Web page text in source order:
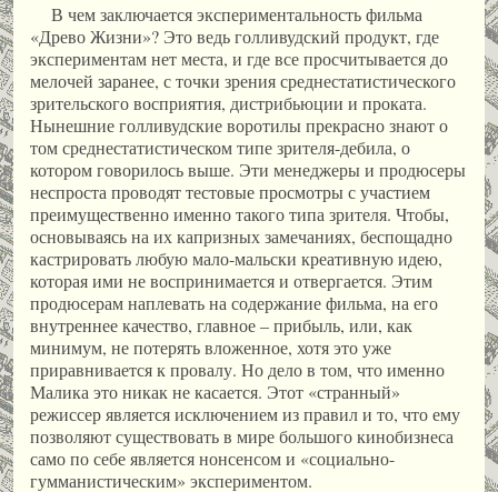
В чем заключается экспериментальность фильма
«Древо Жизни»? Это ведь голливудский продукт, где
экспериментам нет места, и где все просчитывается до
мелочей заранее, с точки зрения среднестатистического
зрительского восприятия, дистрибьюции и проката.
Нынешние голливудские воротилы прекрасно знают о
том среднестатистическом типе зрителя-дебила, о
котором говорилось выше. Эти менеджеры и продюсеры
неспроста проводят тестовые просмотры с участием
преимущественно именно такого типа зрителя. Чтобы,
основываясь на их капризных замечаниях, беспощадно
кастрировать любую мало-мальски креативную идею,
которая ими не воспринимается и отвергается. Этим
продюсерам наплевать на содержание фильма, на его
внутреннее качество, главное – прибыль, или, как
минимум, не потерять вложенное, хотя это уже
приравнивается к провалу. Но дело в том, что именно
Малика это никак не касается. Этот «странный»
режиссер является исключением из правил и то, что ему
позволяют существовать в мире большого кинобизнеса
само по себе является нонсенсом и «социально-
гумманистическим» экспериментом.